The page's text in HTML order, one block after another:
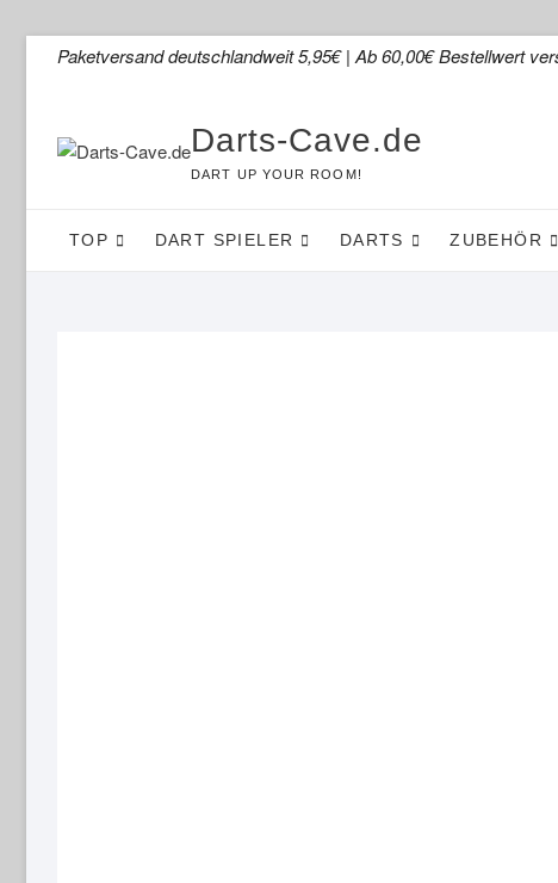
Paketversand deutschlandweit 5,95€ | Ab 60,00€ Bestellwert
Darts-Cave.de
DART UP YOUR ROOM!
TOP DART SPIELER DARTS ZUBEHÖR